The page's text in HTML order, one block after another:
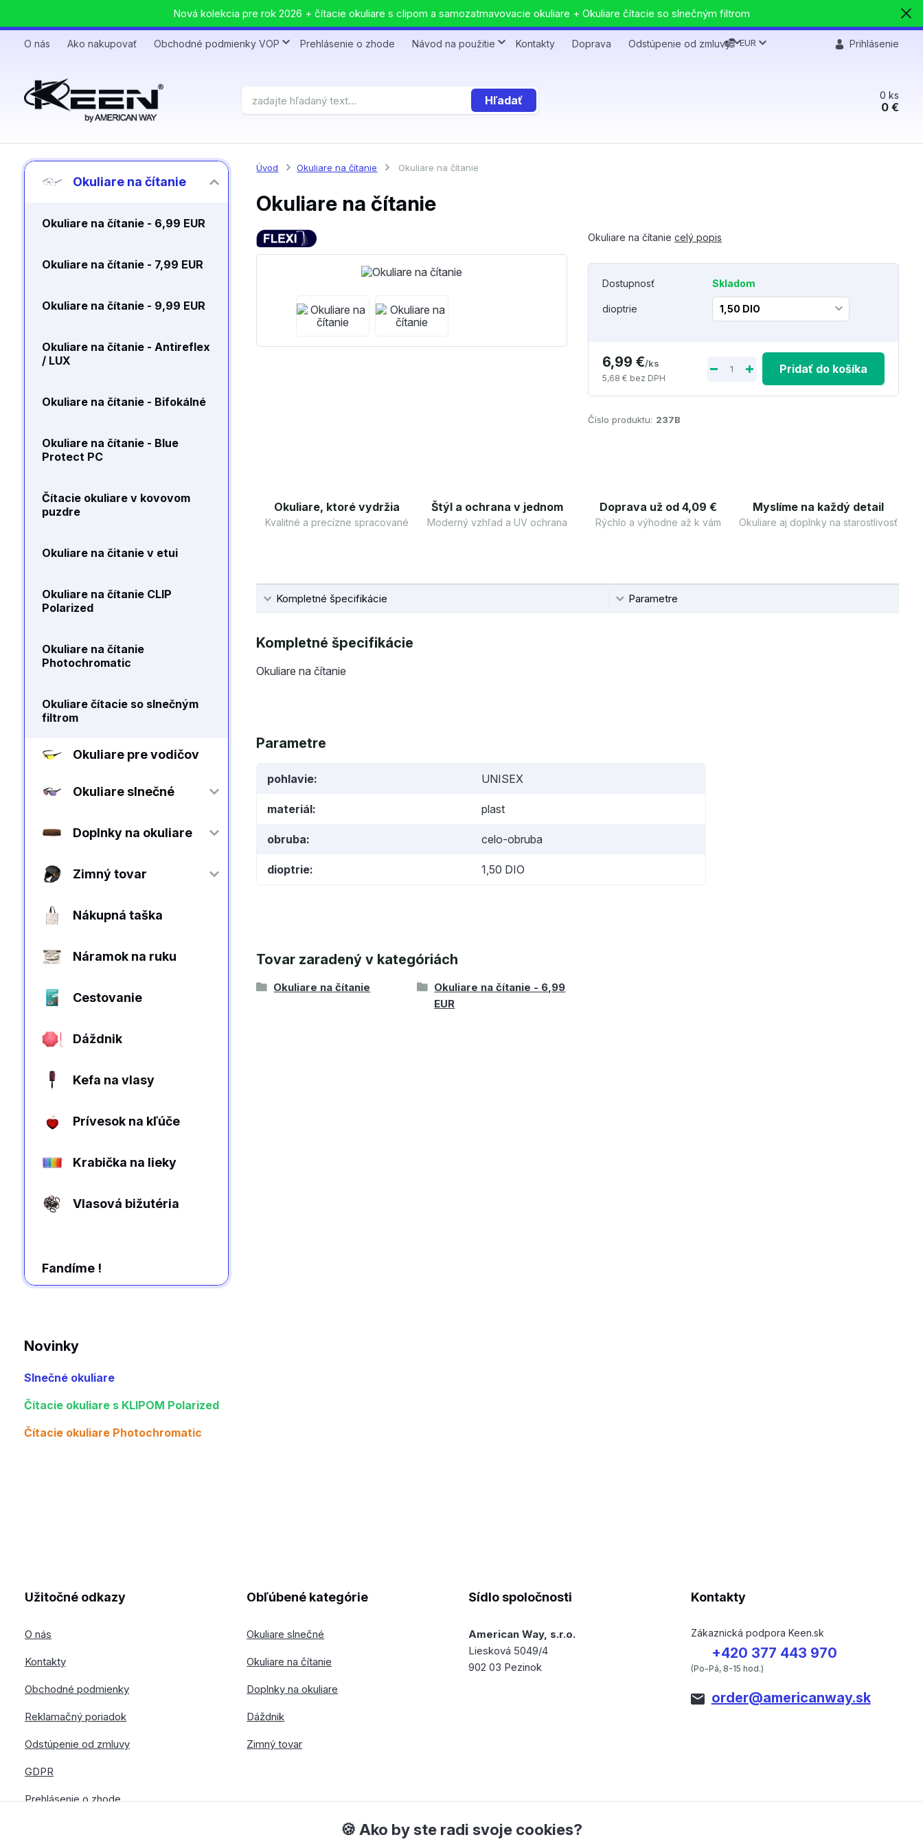
Nová kolekcia pre rok 2026 + čítacie okuliare s clipom a samozatmavovacie okuliare + Okuliare čítacie so slnečným filtrom
O nás Ako nakupovať Obchodné podmienky VOP Prehlásenie o zhode Návod na použitie Kontakty Doprava Odstúpenie od zmluvy EUR Prihlásenie
Hľadať 0 ks
0 €
Okuliare na čítanie
Okuliare na čítanie - 6,99 EUR
Okuliare na čítanie - 7,99 EUR
Okuliare na čítanie - 9,99 EUR
Okuliare na čítanie - Antireflex
/ LUX
Okuliare na čítanie - Bifokálné
Okuliare na čítanie - Blue
Protect PC
Čítacie okuliare v kovovom
puzdre
Okuliare na čitanie v etui
Okuliare na čítanie CLIP
Polarized
Okuliare na čítanie
Photochromatic
Okuliare čítacie so slnečným
filtrom
Okuliare pre vodičov
Okuliare slnečné
Doplnky na okuliare
Zimný tovar
Nákupná taška
Náramok na ruku
Cestovanie
Dáždnik
Kefa na vlasy
Prívesok na kľúče
Krabička na lieky
Vlasová bižutéria
Fandíme !
Novinky
Slnečné okuliare
Čítacie okuliare s KLIPOM Polarized
Čítacie okuliare Photochromatic
Úvod Okuliare na čítanie Okuliare na čítanie
Okuliare na čítanie
Okuliare na čítaniecelý popis
Dostupnosť Skladom
dioptrie
6,99 €/ks
5,68 € bez DPH
Pridať do košíka
Číslo produktu: 237B
Okuliare, ktoré vydržia
Kvalitné a precízne spracované
Štýl a ochrana v jednom
Moderný vzhľad a UV ochrana
Doprava už od 4,09 €
Rýchlo a výhodne až k vám
Myslíme na každý detail
Okuliare aj doplnky na starostlivosť
Kompletné špecifikácie Parametre
Kompletné špecifikácie
Okuliare na čítanie
Parametre
pohlavie UNISEX
materiál plast
obruba celo-obruba
dioptrie 1,50 DIO
Tovar zaradený v kategóriách
Okuliare na čítanie
Okuliare na čítanie - 6,99
EUR
Užitočné odkazy
O nás
Kontakty
Obchodné podmienky
Reklamačný poriadok
Odstúpenie od zmluvy
GDPR
Prehlásenie o zhode
Obľúbené kategórie
Okuliare slnečné
Okuliare na čítanie
Doplnky na okuliare
Dáždnik
Zimný tovar
Sídlo spoločnosti
American Way, s.r.o.
Liesková 5049/4
902 03 Pezinok
Kontakty
Zákaznická podpora Keen.sk
+420 377 443 970
(Po-Pá, 8-15 hod.)
order@americanway.sk
🍪 Ako by ste radi svoje cookies?